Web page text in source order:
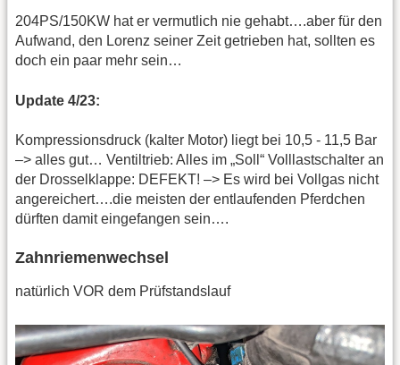
204PS/150KW hat er vermutlich nie gehabt….aber für den
Aufwand, den Lorenz seiner Zeit getrieben hat, sollten es
doch ein paar mehr sein…
Update 4/23:
Kompressionsdruck (kalter Motor) liegt bei 10,5 - 11,5 Bar
–> alles gut… Ventiltrieb: Alles im „Soll“ Volllastschalter an
der Drosselklappe: DEFEKT! –> Es wird bei Vollgas nicht
angereichert….die meisten der entlaufenden Pferdchen
dürften damit eingefangen sein….
Zahnriemenwechsel
natürlich VOR dem Prüfstandslauf